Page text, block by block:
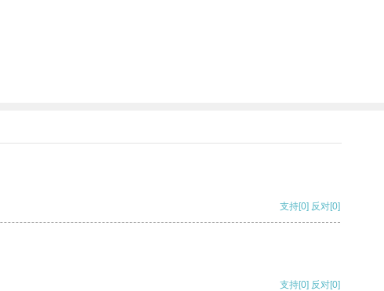
支持[0] 反对[0]
支持[0] 反对[0]